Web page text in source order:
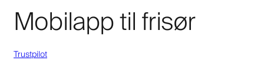
Mobilapp til frisør
Trustpilot